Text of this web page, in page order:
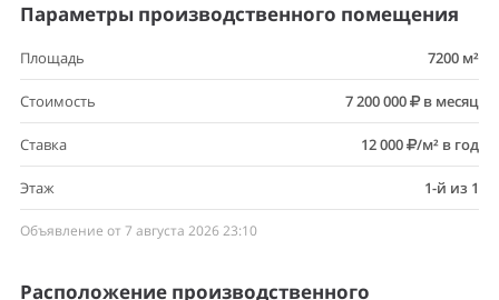
Параметры производственного помещения
Площадь 7200 м²
Стоимость 7 200 000 в месяц
Ставка 12 000 /м² в год
Этаж 1-й из 1
Объявление от 7 августа 2026 23:10
Расположение производственного